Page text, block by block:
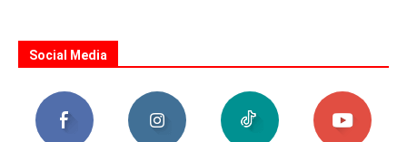
Social Media